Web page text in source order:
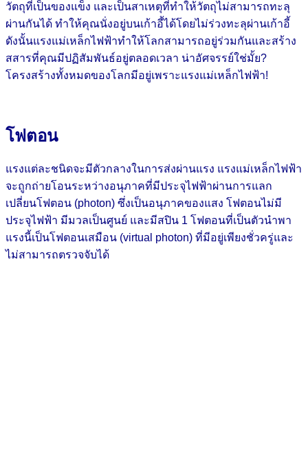
วัตถุที่เป็นของแข็ง และเป็นสาเหตุที่ทำให้วัตถุไม่สามารถทะลุ
ผ่านกันได้ ทำให้คุณนั่งอยู่บนเก้าอี้ได้โดยไม่ร่วงทะลุผ่านเก้าอี้
ดังนั้นแรงแม่เหล็กไฟฟ้าทำให้โลกสามารถอยู่ร่วมกันและสร้าง
สสารที่คุณมีปฏิสัมพันธ์อยู่ตลอดเวลา น่าอัศจรรย์ใช่มั้ย?
โครงสร้างทั้งหมดของโลกมีอยู่เพราะแรงแม่เหล็กไฟฟ้า!
โฟตอน
แรงแต่ละชนิดจะมีตัวกลางในการส่งผ่านแรง แรงแม่เหล็กไฟฟ้า
จะถูกถ่ายโอนระหว่างอนุภาคที่มีประจุไฟฟ้าผ่านการแลก
เปลี่ยนโฟตอน (photon) ซึ่งเป็นอนุภาคของแสง โฟตอนไม่มี
ประจุไฟฟ้า มีมวลเป็นศูนย์ และมีสปิน 1 โฟตอนที่เป็นตัวนำพา
แรงนี้เป็นโฟตอนเสมือน (virtual photon) ที่มีอยู่เพียงชั่วครู่และ
ไม่สามารถตรวจจับได้